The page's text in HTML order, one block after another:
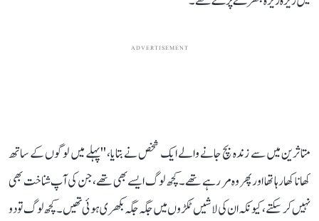
ADVERTISEMENT
متاثرین میں سے زندہ بچ جانے والے ایک شخص نے بتایا، ''پہلے میں لوگوں کے ساتھ
کھانا کھا رہا تھا اور پھر وہ مر رہے تھے۔ کچھ لوگ ایسے بھی تھے، جن کی آپ شناخت بھی
نہیں کر سکتے، کیونکہ ان کی لاشیں ٹکڑوں میں جگہ جگہ بکھری ہوئی تھیں۔ کچھ لوگ تو دو